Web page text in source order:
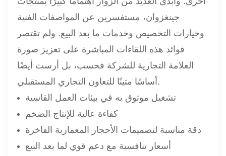
جينغزوان، مستفسرين عن المواصفات الفنية
وخيارات التخصيص وخدمات ما بعد البيع. ولم تقتصر
فوائد هذه اللقاءات المباشرة على تعزيز صورة
العلامة التجارية للشركة فحسب، بل أرست أيضًا
أساسًا متينًا للتعاون التجاري المستقبلي.
تشغيل موثوق به في بيئات العمل القاسية
كفاءة عالية للإنتاج الضخم
دقة مناسبة لتصميمات الأحجار المعمارية الفاخرة
أسعار تنافسية مع دعم قوي لما بعد البيع